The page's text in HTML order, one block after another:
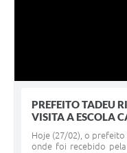
PREFEITO TADEU
VISITA A ESCOLA
Hoje (27/02), o prefeito
onde foi recebido